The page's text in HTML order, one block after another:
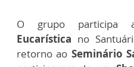
O grupo participa
Eucarística no
retorno ao Seminário